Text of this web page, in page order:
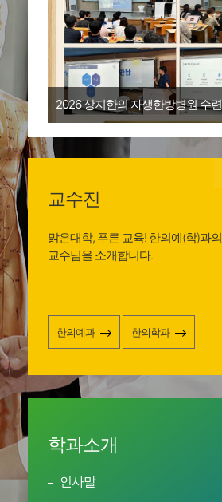
교수진
맑은대학, 푸른 교육! 한의예(학)과의
교수님을 소개합니다.
한의예과 한의학과
학과소개
인사말